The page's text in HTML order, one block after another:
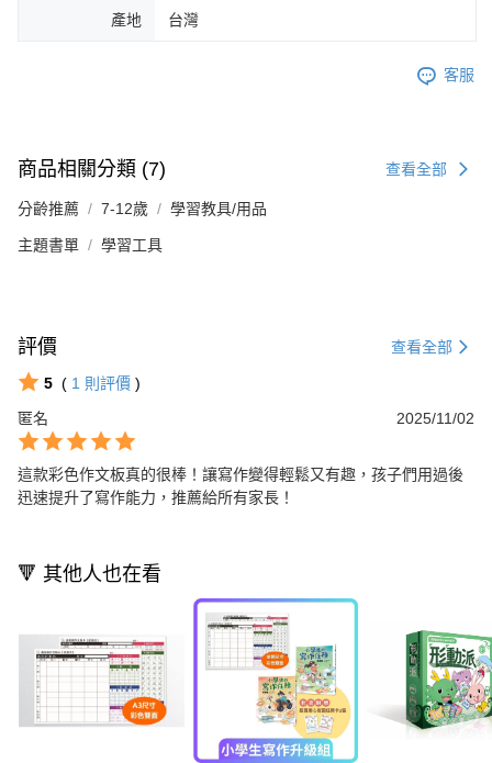
產地 台灣
客服
商品相關分類 (7) 查看全部
分齡推薦 7-12歲 學習教具/用品
主題書單 學習工具
評價 查看全部
5 ( 1 則評價 )
匿名
2025/11/02
這款彩色作文板真的很棒！讓寫作變得輕鬆又有趣，孩子們用過後
迅速提升了寫作能力，推薦給所有家長！
🔻 其他人也在看